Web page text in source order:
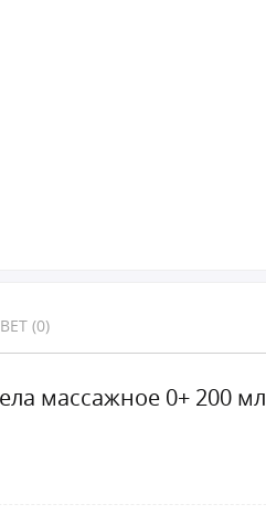
(0)
массажное 0+ 200 мл